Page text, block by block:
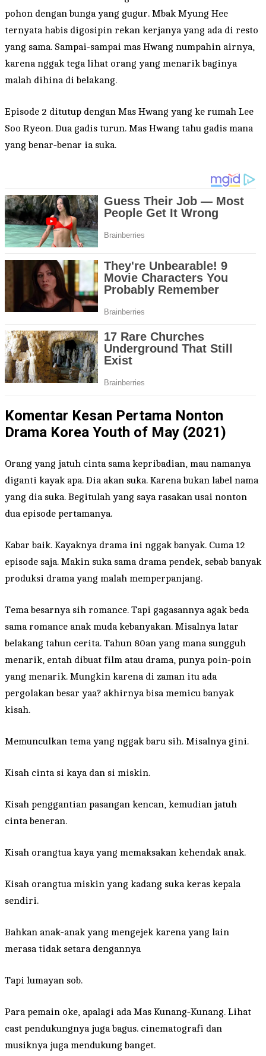
pohon dengan bunga yang gugur. Mbak Myung Hee
ternyata habis digosipin rekan kerjanya yang ada di resto
yang sama. Sampai-sampai mas Hwang numpahin airnya,
karena nggak tega lihat orang yang menarik baginya
malah dihina di belakang.
Episode 2 ditutup dengan Mas Hwang yang ke rumah Lee
Soo Ryeon. Dua gadis turun. Mas Hwang tahu gadis mana
yang benar-benar ia suka.
Komentar Kesan Pertama Nonton
Drama Korea Youth of May (2021)
Orang yang jatuh cinta sama kepribadian, mau namanya
diganti kayak apa. Dia akan suka. Karena bukan label nama
yang dia suka. Begitulah yang saya rasakan usai nonton
dua episode pertamanya.
Kabar baik. Kayaknya drama ini nggak banyak. Cuma 12
episode saja. Makin suka sama drama pendek, sebab banyak
produksi drama yang malah memperpanjang.
Tema besarnya sih romance. Tapi gagasannya agak beda
sama romance anak muda kebanyakan. Misalnya latar
belakang tahun cerita. Tahun 80an yang mana sungguh
menarik, entah dibuat film atau drama, punya poin-poin
yang menarik. Mungkin karena di zaman itu ada
pergolakan besar yaa? akhirnya bisa memicu banyak
kisah.
Memunculkan tema yang nggak baru sih. Misalnya gini.
Kisah cinta si kaya dan si miskin.
Kisah penggantian pasangan kencan, kemudian jatuh
cinta beneran.
Kisah orangtua kaya yang memaksakan kehendak anak.
Kisah orangtua miskin yang kadang suka keras kepala
sendiri.
Bahkan anak-anak yang mengejek karena yang lain
merasa tidak setara dengannya
Tapi lumayan sob.
Para pemain oke, apalagi ada Mas Kunang-Kunang. Lihat
cast pendukungnya juga bagus. cinematografi dan
musiknya juga mendukung banget.